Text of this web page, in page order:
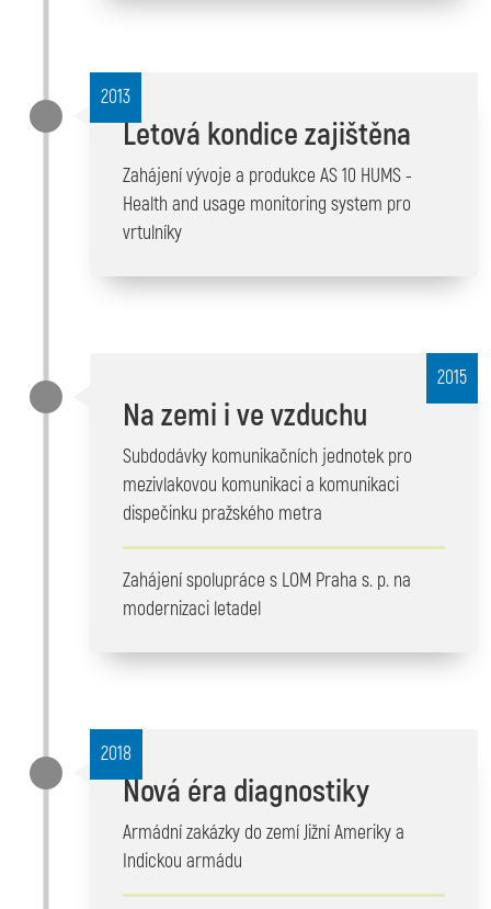
2013
Letová kondice zajištěna
Zahájení vývoje a produkce AS 10 HUMS -
Health and usage monitoring system pro
vrtulníky
2015
Na zemi i ve vzduchu
Subdodávky komunikačních jednotek pro
mezivlakovou komunikaci a komunikaci
dispečinku pražského metra
Zahájení spolupráce s LOM Praha s. p. na
modernizaci letadel
2018
Nová éra diagnostiky
Armádní zakázky do zemí Jižní Ameriky a
Indickou armádu